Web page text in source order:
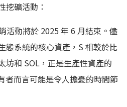
挖礦活動：
活動將於 2025 年 6 月結束。儘
態系統的核心資產，S 相較於比
坊和 SOL，正是生產性資產的
者而言可能是令人擔憂的時間節